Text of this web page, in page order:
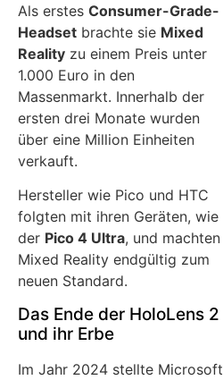
Als erstes Consumer-Grade-
Headset brachte sie Mixed
Reality zu einem Preis unter
1.000 Euro in den
Massenmarkt. Innerhalb der
ersten drei Monate wurden
über eine Million Einheiten
verkauft.
Hersteller wie Pico und HTC
folgten mit ihren Geräten, wie
der Pico 4 Ultra, und machten
Mixed Reality endgültig zum
neuen Standard.
Das Ende der HoloLens 2
und ihr Erbe
Im Jahr 2024 stellte Microsoft